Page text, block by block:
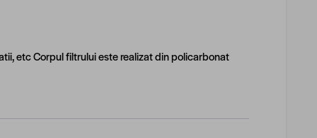
etc Corpul filtrului este realizat din policarbonat